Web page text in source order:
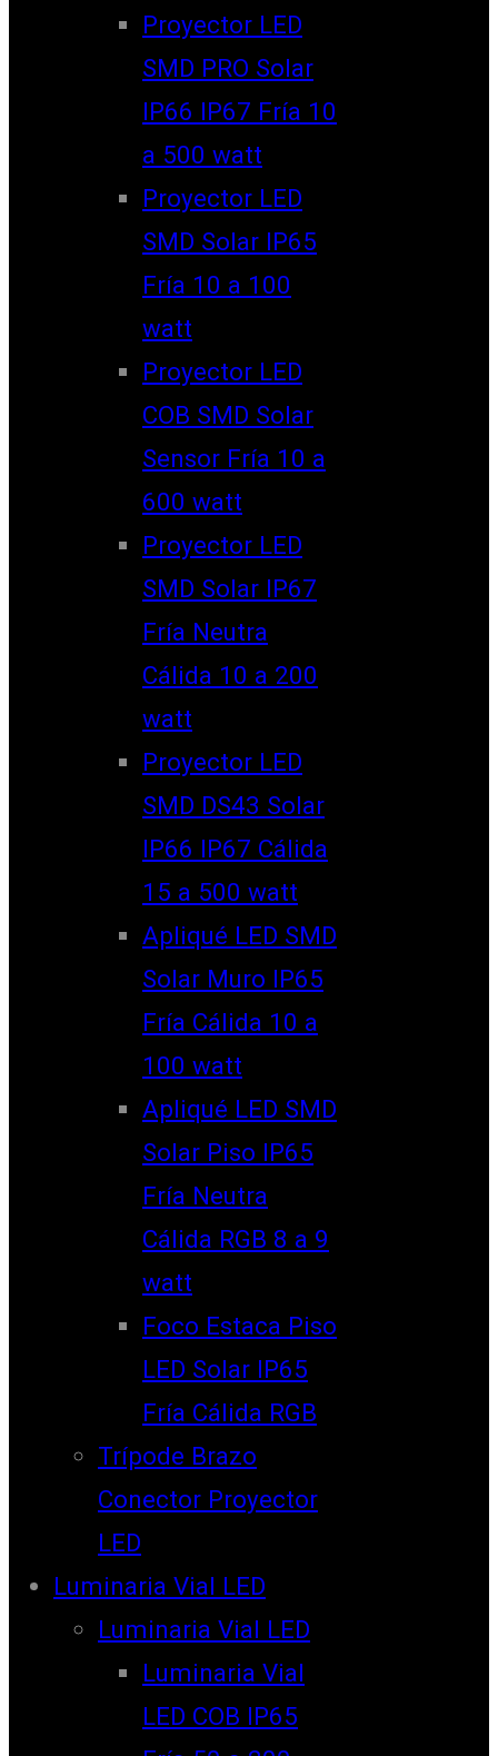
Proyector LED
SMD PRO Solar
IP66 IP67 Fría 10
a 500 watt
Proyector LED
SMD Solar IP65
Fría 10 a 100
watt
Proyector LED
COB SMD Solar
Sensor Fría 10 a
600 watt
Proyector LED
SMD Solar IP67
Fría Neutra
Cálida 10 a 200
watt
Proyector LED
SMD DS43 Solar
IP66 IP67 Cálida
15 a 500 watt
Apliqué LED SMD
Solar Muro IP65
Fría Cálida 10 a
100 watt
Apliqué LED SMD
Solar Piso IP65
Fría Neutra
Cálida RGB 8 a 9
watt
Foco Estaca Piso
LED Solar IP65
Fría Cálida RGB
Trípode Brazo
Conector Proyector
LED
Luminaria Vial LED
Luminaria Vial LED
Luminaria Vial
LED COB IP65